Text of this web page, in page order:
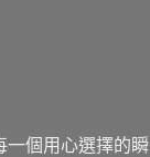
一個用心選擇的瞬